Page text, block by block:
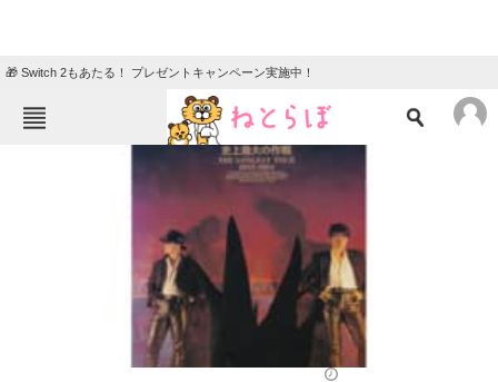
🎁 Switch 2もあたる！ プレゼントキャンペーン実施中！
ニュース
クイズ
教育・育児